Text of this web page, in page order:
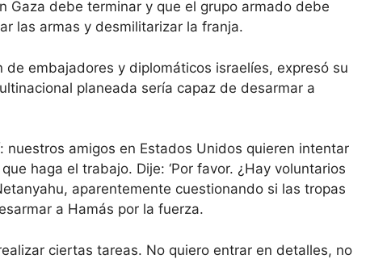
Gaza debe terminar y que el grupo armado debe
las armas y desmilitarizar la franja.
embajadores y diplomáticos israelíes, expresó su
planeada sería capaz de desarmar a
nuestros amigos en Estados Unidos quieren intentar
haga el trabajo. Dije: ‘Por favor. ¿Hay voluntarios
aparentemente cuestionando si las tropas
a Hamás por la fuerza.
ciertas tareas. No quiero entrar en detalles, no